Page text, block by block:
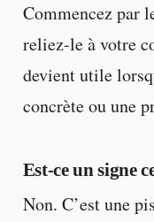
Commencez par
reliez-le à votre
devient utile
concrète ou une
Est-ce un signe
Non. C’est une